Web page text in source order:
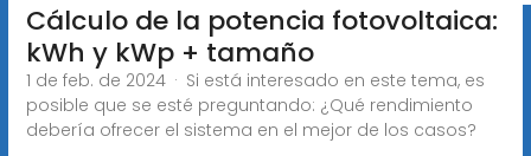
Cálculo de la potencia fotovoltaica:
kWh y kWp + tamaño
1 de feb. de 2024 · Si está interesado en este tema, es
posible que se esté preguntando: ¿Qué rendimiento
debería ofrecer el sistema en el mejor de los casos?